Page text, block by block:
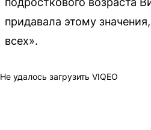
придавала этому
всех».
Не удалось загрузить VIQEO